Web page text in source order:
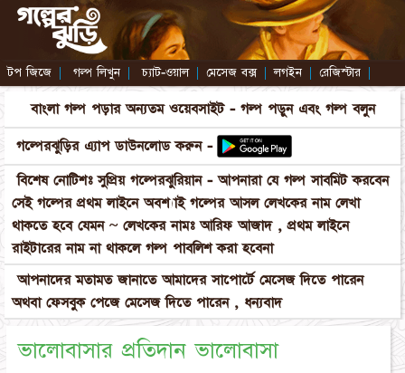
টপ জিজে | গল্প লিখুন | চ্যাট-ওয়াল | মেসেজ বক্স | লগইন | রেজিস্টার |
বাংলা গল্প পড়ার অন্যতম ওয়েবসাইট - গল্প পড়ুন এবং গল্প বলুন
গল্পেরঝুড়ির এ্যাপ ডাউনলোড করুন -
বিশেষ নোটিশঃ সুপ্রিয় গল্পেরঝুরিয়ান - আপনারা যে গল্প সাবমিট করবেন
সেই গল্পের প্রথম লাইনে অবশ্যাই গল্পের আসল লেখকের নাম লেখা
থাকতে হবে যেমন ~ লেখকের নামঃ আরিফ আজাদ , প্রথম লাইনে
রাইটারের নাম না থাকলে গল্প পাবলিশ করা হবেনা
আপনাদের মতামত জানাতে আমাদের সাপোর্টে মেসেজ দিতে পারেন
অথবা ফেসবুক পেজে মেসেজ দিতে পারেন , ধন্যবাদ
ভালোবাসার প্রতিদান ভালোবাসা